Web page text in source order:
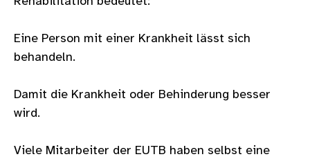
Eine Person mit einer Krankheit lässt sich
behandeln.
Damit die Krankheit oder Behinderung besser
wird.
Viele Mitarbeiter der EUTB haben selbst eine